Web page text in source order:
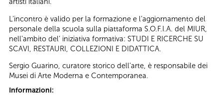
L’incontro è valido per la formazione e l’aggiornamento del
personale della scuola sulla piattaforma S.O.F.I.A. del MIUR,
nell’ambito del’ iniziativa formativa: STUDI E RICERCHE SU
SCAVI, RESTAURI, COLLEZIONI E DIDATTICA.
Sergio Guarino, curatore storico dell’arte, è responsabile dei
Musei di Arte Moderna e Contemporanea.
Informazioni: